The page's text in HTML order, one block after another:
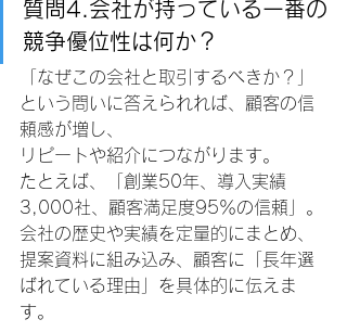
質問4.会社が持っている一番の
競争優位性は何か？
「なぜこの会社と取引するべきか？」
という問いに答えられれば、顧客の信
頼感が増し、
リピートや紹介につながります。
たとえば、「創業50年、導入実績
3,000社、顧客満足度95％の信頼」。
会社の歴史や実績を定量的にまとめ、
提案資料に組み込み、顧客に「長年選
ばれている理由」を具体的に伝えま
す。